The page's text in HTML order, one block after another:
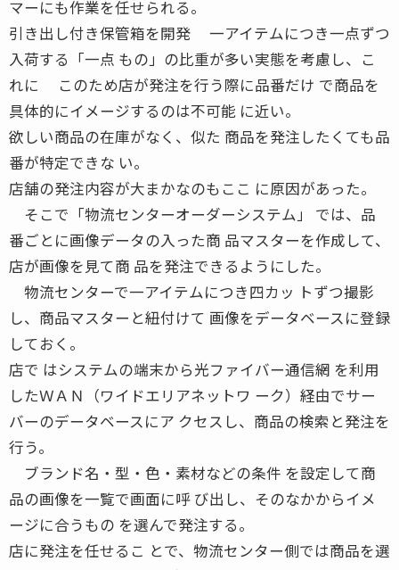
マーにも作業を任せられる。
引き出し付き保管箱を開発 一アイテムにつき一点ずつ
入荷する「一点 もの」の比重が多い実態を考慮し、こ
れに このため店が発注を行う際に品番だけ で商品を
具体的にイメージするのは不可能 に近い。
欲しい商品の在庫がなく、似た 商品を発注したくても品
番が特定できな い。
店舗の発注内容が大まかなのもここ に原因があった。
そこで「物流センターオーダーシステム」 では、品
番ごとに画像データの入った商 品マスターを作成して、
店が画像を見て商 品を発注できるようにした。
物流センターで一アイテムにつき四カッ トずつ撮影
し、商品マスターと紐付けて 画像をデータベースに登録
しておく。
店で はシステムの端末から光ファイバー通信網 を利用
したＷＡＮ（ワイドエリアネットワ ーク）経由でサー
バーのデータベースにア クセスし、商品の検索と発注を
行う。
ブランド名・型・色・素材などの条件 を設定して商
品の画像を一覧で画面に呼 び出し、そのなかからイメ
ージに合うもの を選んで発注する。
店に発注を任せるこ とで、物流センター側では商品を選